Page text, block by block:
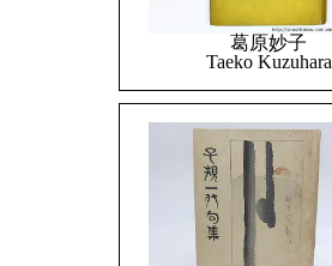
葛原妙子
Taeko Kuzuhara